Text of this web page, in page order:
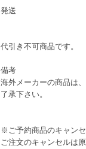
発送
代引き不可商品です。
備考
海外メーカーの商品は
了承下さい。
※ご予約商品のキャン
ご注文のキャンセルは